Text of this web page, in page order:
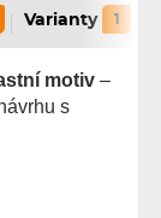
Varianty 1
motiv –
s